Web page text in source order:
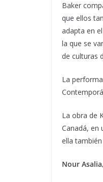
Baker
que ellos
adapta en
la que se
de culturas
La
La obra de
Canadá, en
ella
Nour